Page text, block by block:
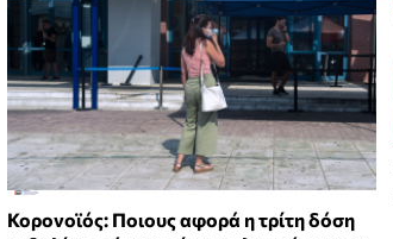
Κορονοϊός: Ποιους αφορά η τρίτη δόση